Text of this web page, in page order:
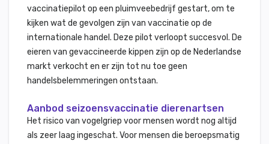
vaccinatiepilot op een pluimveebedrijf gestart, om te
kijken wat de gevolgen zijn van vaccinatie op de
internationale handel. Deze pilot verloopt succesvol. De
eieren van gevaccineerde kippen zijn op de Nederlandse
markt verkocht en er zijn tot nu toe geen
handelsbelemmeringen ontstaan.
Aanbod seizoensvaccinatie dierenartsen
Het risico van vogelgriep voor mensen wordt nog altijd
als zeer laag ingeschat. Voor mensen die beroepsmatig